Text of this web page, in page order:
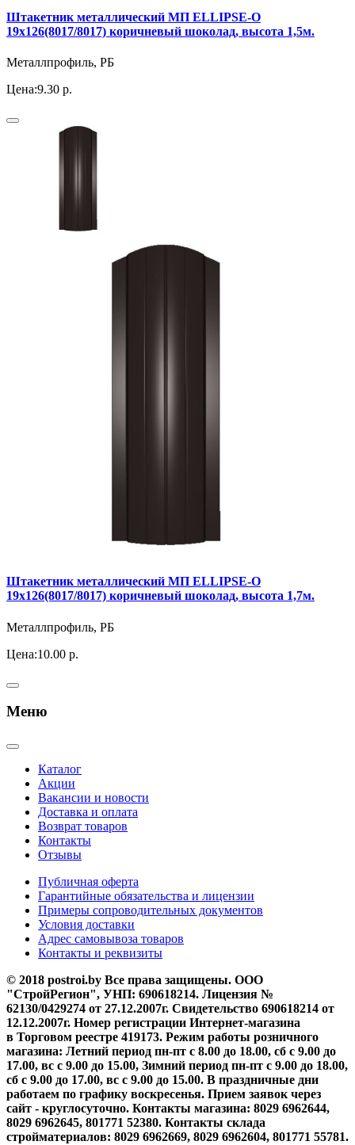
Штакетник металлический МП ELLIPSE-O
19х126(8017/8017) коричневый шоколад, высота 1,5м.
Металлпрофиль, РБ
Цена:9.30 р.
Штакетник металлический МП ELLIPSE-O
19х126(8017/8017) коричневый шоколад, высота 1,7м.
Металлпрофиль, РБ
Цена:10.00 р.
Меню
Каталог
Акции
Вакансии и новости
Доставка и оплата
Возврат товаров
Контакты
Отзывы
Публичная оферта
Гарантийные обязательства и лицензии
Примеры сопроводительных документов
Условия доставки
Адрес самовывоза товаров
Контакты и реквизиты
© 2018 postroi.by Все права защищены. ООО
"СтройРегион", УНП: 690618214. Лицензия №
62130/0429274 от 27.12.2007г. Свидетельство 690618214 от
12.12.2007г. Номер регистрации Интернет-магазина
в Торговом реестре 419173. Режим работы розничного
магазина: Летний период пн-пт с 8.00 до 18.00, сб с 9.00 до
17.00, вс с 9.00 до 15.00, Зимний период пн-пт с 9.00 до 18.00,
сб с 9.00 до 17.00, вс с 9.00 до 15.00. В праздничные дни
работаем по графику воскресенья. Прием заявок через
сайт - круглосуточно. Контакты магазина: 8029 6962644,
8029 6962645, 801771 52380. Контакты склада
стройматериалов: 8029 6962669, 8029 6962604, 801771 55781.